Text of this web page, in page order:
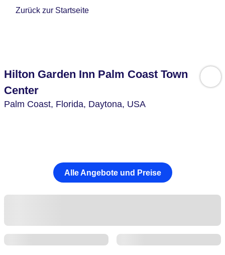
Zurück zur Startseite
Hilton Garden Inn Palm Coast Town
Center
Palm Coast, Florida, Daytona, USA
Alle Angebote und Preise